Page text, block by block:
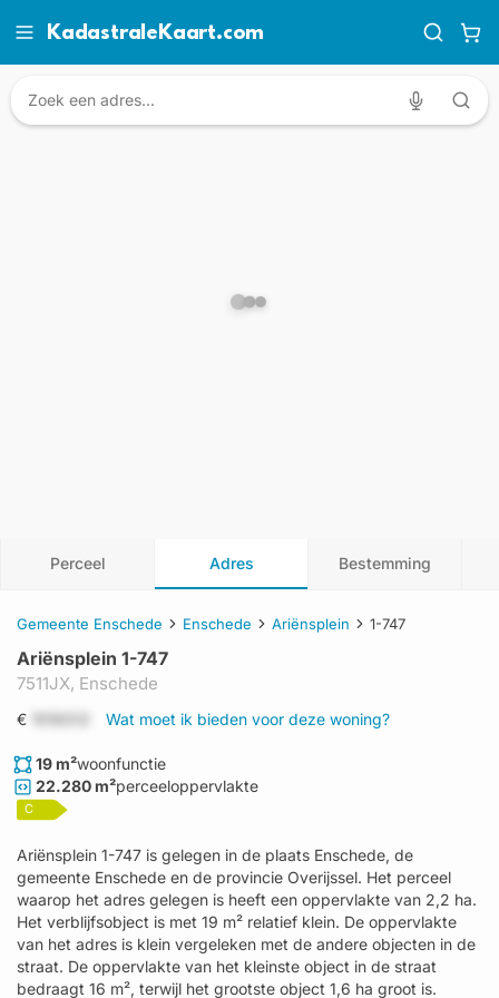
KadastraleKaart.com
Perceel Adres Bestemming
Gemeente Enschede Enschede Ariënsplein 1-747
Ariënsplein 1-747
7511JX, Enschede
€ Wat moet ik bieden voor deze woning?
19 m²woonfunctie
22.280 m²perceeloppervlakte
C
Ariënsplein 1-747 is gelegen in de plaats Enschede, de
gemeente Enschede en de provincie Overijssel. Het perceel
waarop het adres gelegen is heeft een oppervlakte van 2,2 ha.
Het verblijfsobject is met 19 m² relatief klein. De oppervlakte
van het adres is klein vergeleken met de andere objecten in de
straat. De oppervlakte van het kleinste object in de straat
bedraagt 16 m², terwijl het grootste object 1,6 ha groot is.